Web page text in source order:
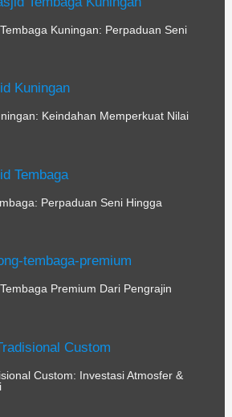
Kuningan: Perpaduan Seni
Keindahan Memperkuat Nilai
Perpaduan Seni Hingga
Premium Dari Pengrajin
Custom: Investasi Atmosfer &